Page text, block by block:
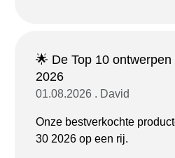
🌟 De Top 10
2026
01.08.2026 . David
Onze bestverkochte
30 2026 op een rij.